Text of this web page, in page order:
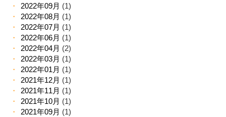
2022年09月 (1)
2022年08月 (1)
2022年07月 (1)
2022年06月 (1)
2022年04月 (2)
2022年03月 (1)
2022年01月 (1)
2021年12月 (1)
2021年11月 (1)
2021年10月 (1)
2021年09月 (1)